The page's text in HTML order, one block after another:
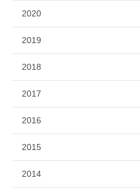
2020
2019
2018
2017
2016
2015
2014